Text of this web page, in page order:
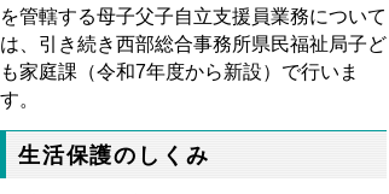
を管轄する母子父子自立支援員業務について
は、引き続き西部総合事務所県民福祉局子ど
も家庭課（令和7年度から新設）で行いま
す。
生活保護のしくみ